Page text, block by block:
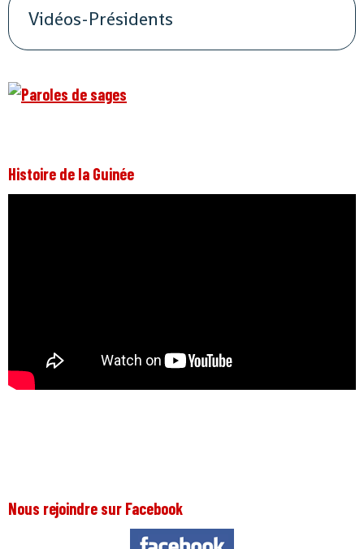
Vidéos-Présidents
Histoire de la Guinée
Nous rejoindre sur Facebook